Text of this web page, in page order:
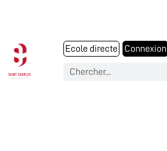
Ecole directe Connexion